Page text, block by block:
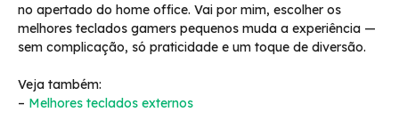
no apertado do home office. Vai por mim, escolher os
melhores teclados gamers pequenos muda a experiência —
sem complicação, só praticidade e um toque de diversão.
Veja também:
– Melhores teclados externos